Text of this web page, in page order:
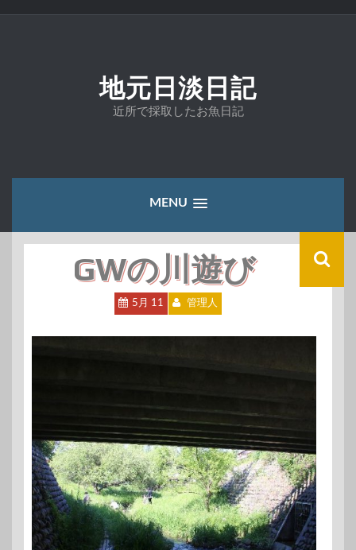
地元日淡日記
近所で採取したお魚日記
MENU
GWの川遊び
5月 11 管理人